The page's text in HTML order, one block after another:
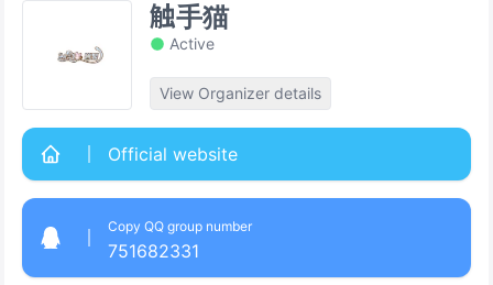
触手猫
Active
View Organizer details
Official website
Copy QQ group number
751682331